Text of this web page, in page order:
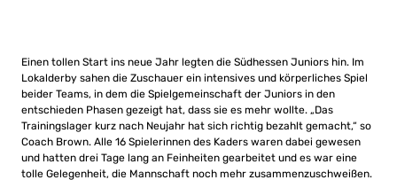
Einen tollen Start ins neue Jahr legten die Südhessen Juniors hin. Im
Lokalderby sahen die Zuschauer ein intensives und körperliches Spiel
beider Teams, in dem die Spielgemeinschaft der Juniors in den
entschieden Phasen gezeigt hat, dass sie es mehr wollte. „Das
Trainingslager kurz nach Neujahr hat sich richtig bezahlt gemacht,“ so
Coach Brown. Alle 16 Spielerinnen des Kaders waren dabei gewesen
und hatten drei Tage lang an Feinheiten gearbeitet und es war eine
tolle Gelegenheit, die Mannschaft noch mehr zusammenzuschweißen.